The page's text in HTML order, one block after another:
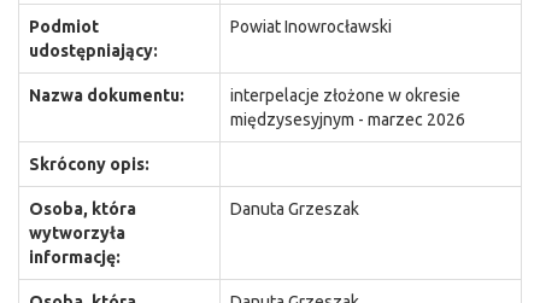
Podmiot
udostępniający:
Powiat Inowrocławski
Nazwa dokumentu:
interpelacje złożone w okresie
międzysesyjnym - marzec 2026
Skrócony opis:
Osoba, która
wytworzyła
informację:
Danuta Grzeszak